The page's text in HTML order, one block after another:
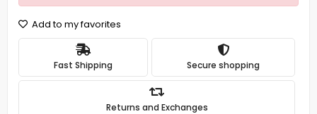
Add to my favorites
Fast Shipping Secure shopping
Returns and Exchanges